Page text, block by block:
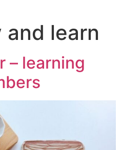
and learn
– learning